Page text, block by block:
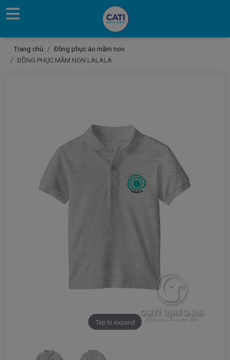
Trang chủ
Đồng phục áo mầm non
ĐỒNG PHỤC MẦM NON LALALA
Tap to expand